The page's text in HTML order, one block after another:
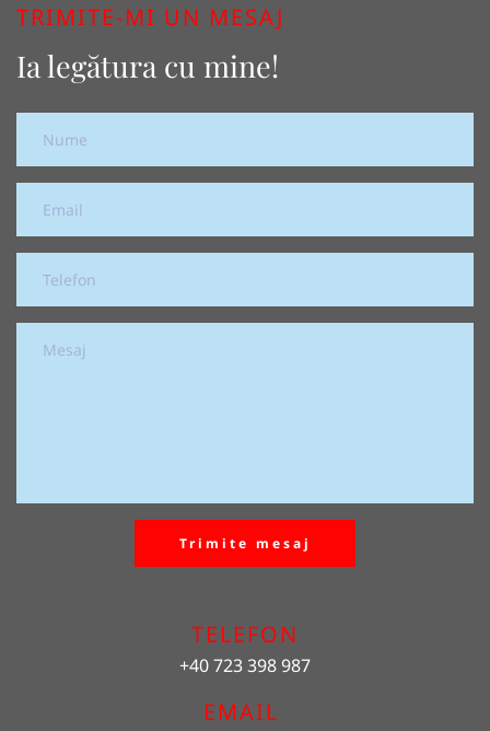
TRIMITE-MI UN MESAJ
Ia legătura cu mine!
Trimite mesaj
TELEFON
+40 723 398 987
EMAIL